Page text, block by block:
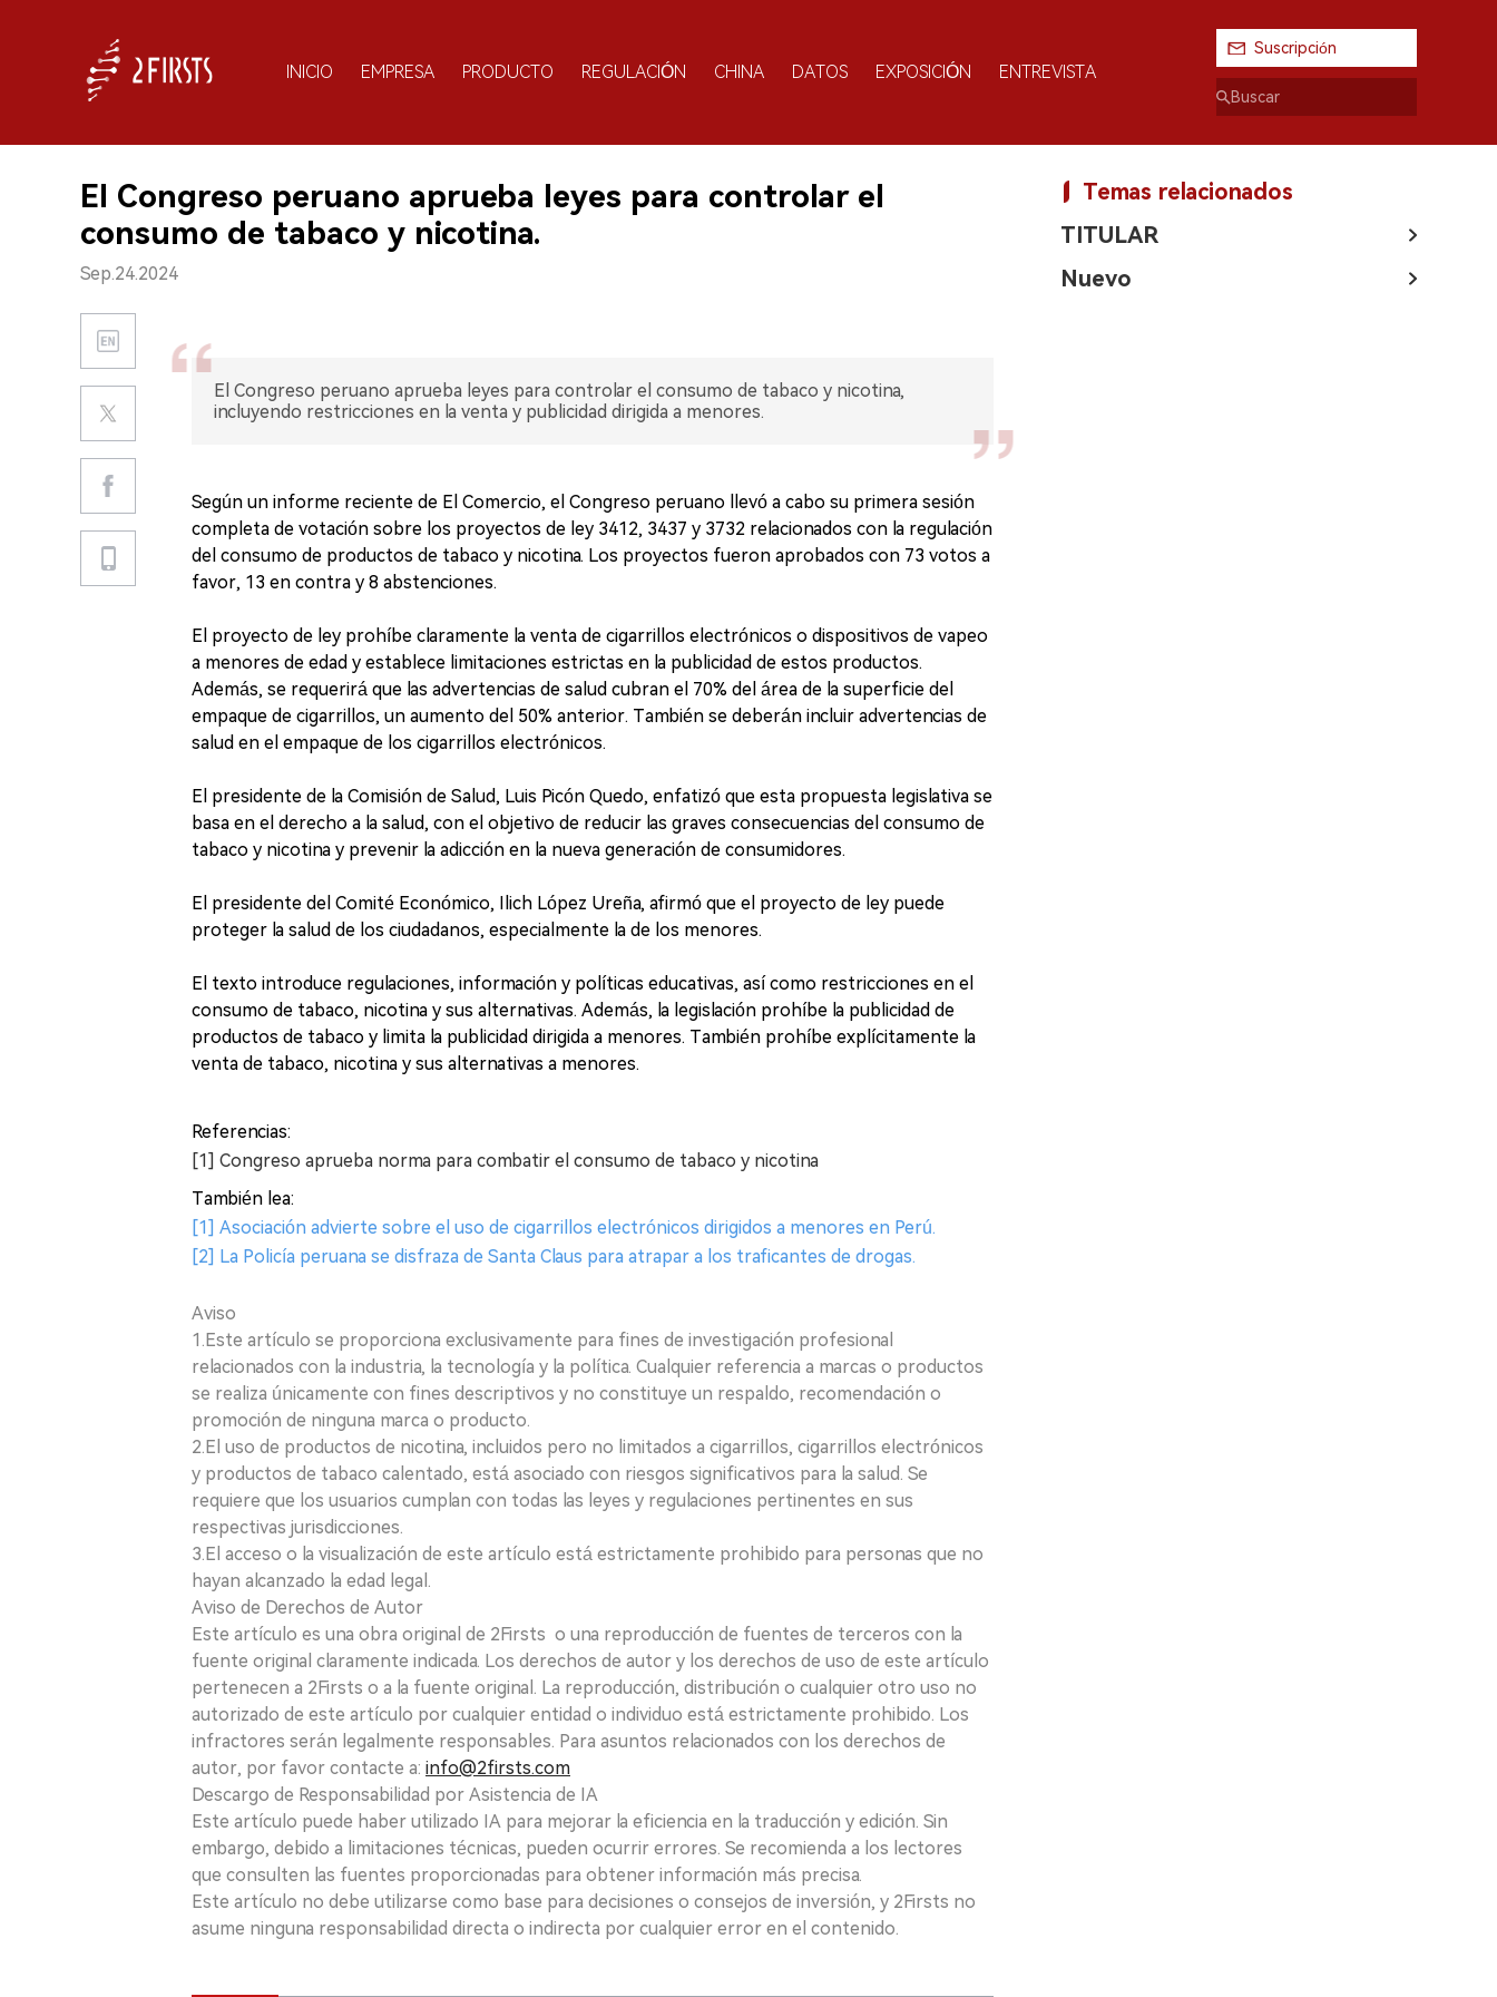
INICIO EMPRESA PRODUCTO REGULACIÓN CHINA DATOS EXPOSICIÓN ENTREVISTA
Suscripción
El Congreso peruano aprueba leyes para controlar el
consumo de tabaco y nicotina.
Sep.24.2024
El Congreso peruano aprueba leyes para controlar el consumo de tabaco y nicotina,
incluyendo restricciones en la venta y publicidad dirigida a menores.
Según un informe reciente de El Comercio, el Congreso peruano llevó a cabo su primera sesión
completa de votación sobre los proyectos de ley 3412, 3437 y 3732 relacionados con la regulación
del consumo de productos de tabaco y nicotina. Los proyectos fueron aprobados con 73 votos a
favor, 13 en contra y 8 abstenciones.
El proyecto de ley prohíbe claramente la venta de cigarrillos electrónicos o dispositivos de vapeo
a menores de edad y establece limitaciones estrictas en la publicidad de estos productos.
Además, se requerirá que las advertencias de salud cubran el 70% del área de la superficie del
empaque de cigarrillos, un aumento del 50% anterior. También se deberán incluir advertencias de
salud en el empaque de los cigarrillos electrónicos.
El presidente de la Comisión de Salud, Luis Picón Quedo, enfatizó que esta propuesta legislativa se
basa en el derecho a la salud, con el objetivo de reducir las graves consecuencias del consumo de
tabaco y nicotina y prevenir la adicción en la nueva generación de consumidores.
El presidente del Comité Económico, Ilich López Ureña, afirmó que el proyecto de ley puede
proteger la salud de los ciudadanos, especialmente la de los menores.
El texto introduce regulaciones, información y políticas educativas, así como restricciones en el
consumo de tabaco, nicotina y sus alternativas. Además, la legislación prohíbe la publicidad de
productos de tabaco y limita la publicidad dirigida a menores. También prohíbe explícitamente la
venta de tabaco, nicotina y sus alternativas a menores.
Referencias:
[1] Congreso aprueba norma para combatir el consumo de tabaco y nicotina
También lea:
[1] Asociación advierte sobre el uso de cigarrillos electrónicos dirigidos a menores en Perú.
[2] La Policía peruana se disfraza de Santa Claus para atrapar a los traficantes de drogas.
Aviso
1.Este artículo se proporciona exclusivamente para fines de investigación profesional
relacionados con la industria, la tecnología y la política. Cualquier referencia a marcas o productos
se realiza únicamente con fines descriptivos y no constituye un respaldo, recomendación o
promoción de ninguna marca o producto.
2.El uso de productos de nicotina, incluidos pero no limitados a cigarrillos, cigarrillos electrónicos
y productos de tabaco calentado, está asociado con riesgos significativos para la salud. Se
requiere que los usuarios cumplan con todas las leyes y regulaciones pertinentes en sus
respectivas jurisdicciones.
3.El acceso o la visualización de este artículo está estrictamente prohibido para personas que no
hayan alcanzado la edad legal.
Aviso de Derechos de Autor
Este artículo es una obra original de 2Firsts o una reproducción de fuentes de terceros con la
fuente original claramente indicada. Los derechos de autor y los derechos de uso de este artículo
pertenecen a 2Firsts o a la fuente original. La reproducción, distribución o cualquier otro uso no
autorizado de este artículo por cualquier entidad o individuo está estrictamente prohibido. Los
infractores serán legalmente responsables. Para asuntos relacionados con los derechos de
autor, por favor contacte a: info@2firsts.com
Descargo de Responsabilidad por Asistencia de IA
Este artículo puede haber utilizado IA para mejorar la eficiencia en la traducción y edición. Sin
embargo, debido a limitaciones técnicas, pueden ocurrir errores. Se recomienda a los lectores
que consulten las fuentes proporcionadas para obtener información más precisa.
Este artículo no debe utilizarse como base para decisiones o consejos de inversión, y 2Firsts no
asume ninguna responsabilidad directa o indirecta por cualquier error en el contenido.
Temas relacionados
TITULAR
Nuevo